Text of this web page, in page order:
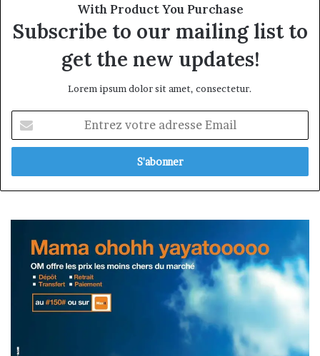
With Product You Purchase
Subscribe to our mailing list to
get the new updates!
Lorem ipsum dolor sit amet, consectetur.
votre
adresse